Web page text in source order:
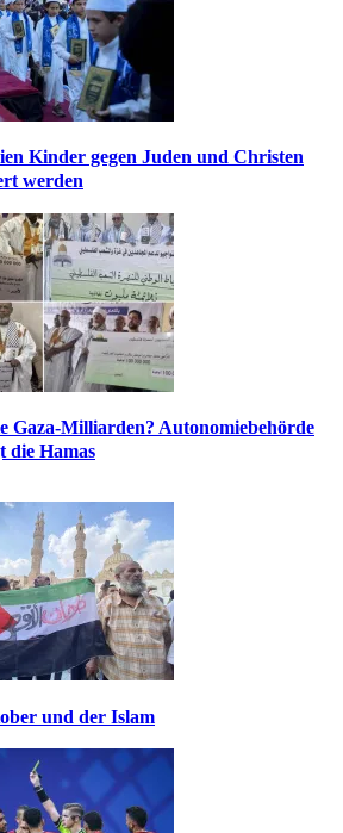
Kinder gegen Juden und Christen
werden
Gaza-Milliarden? Autonomiebehörde
die Hamas
und der Islam